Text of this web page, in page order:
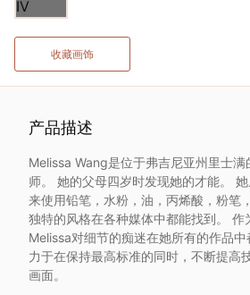
灵
加
入
我
收藏画饰
产品描述
Melissa Wang是位于弗吉尼亚州里士
师。 她的父母四岁时发现她的才能。
来使用铅笔，水粉，油，丙烯酸，粉笔
独特的风格在各种媒体中都能找到。 作
Melissa对细节的痴迷在她所有的作品
力于在保持最高标准的同时，不断提高
画面。